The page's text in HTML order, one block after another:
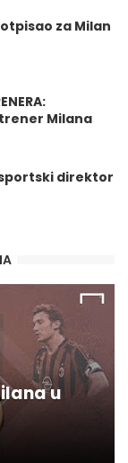
za Milan
Milana
direktor
u